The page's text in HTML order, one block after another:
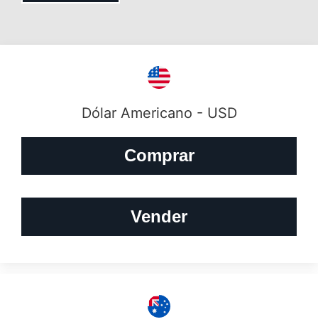
Dólar Americano - USD
Comprar
Vender